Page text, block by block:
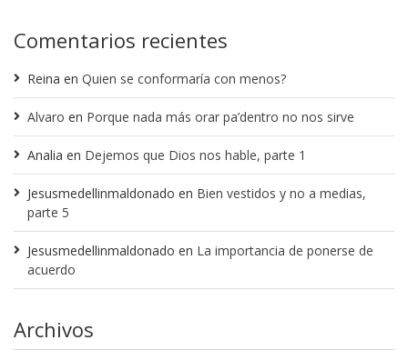
Comentarios recientes
Reina en Quien se conformaría con menos?
Alvaro en Porque nada más orar pa’dentro no nos sirve
Analia en Dejemos que Dios nos hable, parte 1
Jesusmedellinmaldonado en Bien vestidos y no a medias,
parte 5
Jesusmedellinmaldonado en La importancia de ponerse de
acuerdo
Archivos